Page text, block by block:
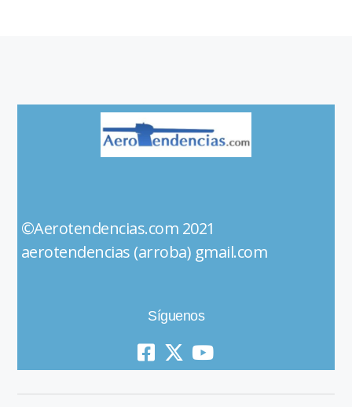
©Aerotendencias.com 2021
aerotendencias (arroba) gmail.com
Síguenos